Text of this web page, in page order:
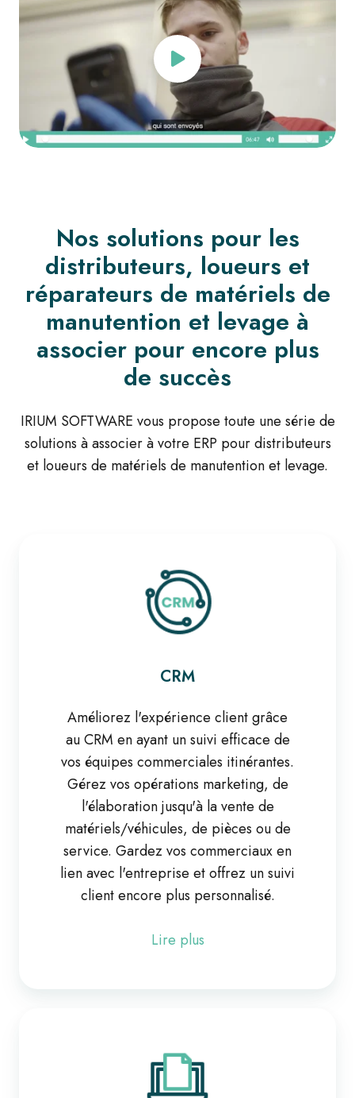
Nos solutions pour les
distributeurs, loueurs et
réparateurs de matériels de
manutention et levage à
associer pour encore plus
de succès
IRIUM SOFTWARE vous propose toute une série de
solutions à associer à votre ERP pour distributeurs
et loueurs de matériels de manutention et levage.
CRM
Améliorez l'expérience client grâce
au CRM en ayant un suivi efficace de
vos équipes commerciales itinérantes.
Gérez vos opérations marketing, de
l'élaboration jusqu'à la vente de
matériels/véhicules, de pièces ou de
service. Gardez vos commerciaux en
lien avec l'entreprise et offrez un suivi
client encore plus personnalisé.
Lire plus
documents